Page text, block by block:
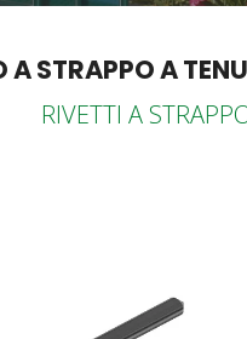
A STRAPPO A
RIVETTI A